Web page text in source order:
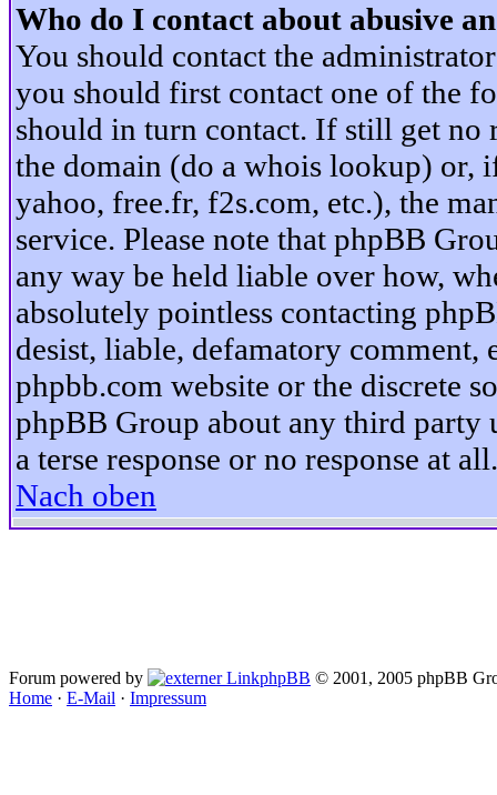
Who do I contact about abusive
You should contact the
you should first contact one of the
should in turn contact. If still get no
the domain (do a whois lookup) or,
yahoo, free.fr, f2s.com, etc.), the
service. Please note that phpBB
any way be held liable over how,
absolutely pointless contacting
desist, liable, defamatory
phpbb.com website or the discrete
phpBB Group about any third party
a terse response or no response at all.
Nach oben
Forum powered by phpBB © 2001, 2005 phpBB
Home · E-Mail · Impressum